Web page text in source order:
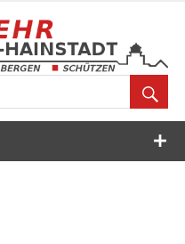
Feuerwehr
Breuberg-